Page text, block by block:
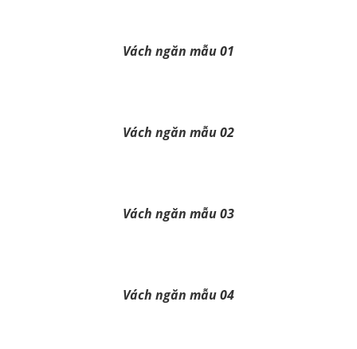
Vách ngăn mẫu 01
Vách ngăn mẫu 02
Vách ngăn mẫu 03
Vách ngăn mẫu 04